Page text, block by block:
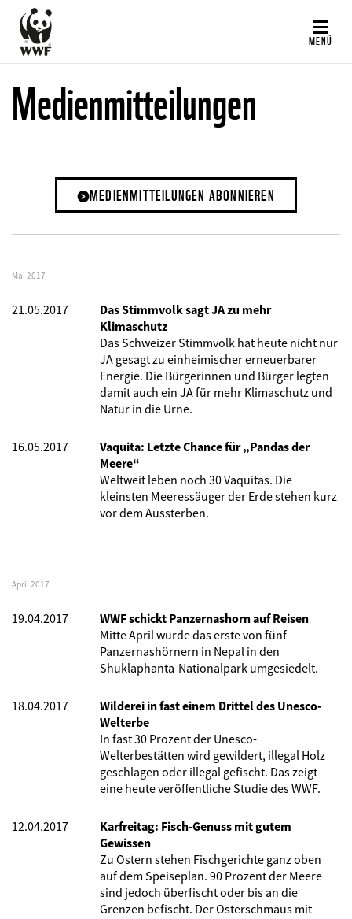
Direkt
zum
Inhalt
MENÜ
Medienmitteilungen
MEDIENMITTEILUNGEN ABONNIEREN
Mai 2017
21.05.2017
Das Stimmvolk sagt JA zu mehr
Klimaschutz
Das Schweizer Stimmvolk hat heute nicht nur
JA gesagt zu einheimischer erneuerbarer
Energie. Die Bürgerinnen und Bürger legten
damit auch ein JA für mehr Klimaschutz und
Natur in die Urne.
16.05.2017
Vaquita: Letzte Chance für „Pandas der
Meere“
Weltweit leben noch 30 Vaquitas. Die
kleinsten Meeressäuger der Erde stehen kurz
vor dem Aussterben.
April 2017
19.04.2017
WWF schickt Panzernashorn auf Reisen
Mitte April wurde das erste von fünf
Panzernashörnern in Nepal in den
Shuklaphanta-Nationalpark umgesiedelt.
18.04.2017
Wilderei in fast einem Drittel des Unesco-
Welterbe
In fast 30 Prozent der Unesco-
Welterbestätten wird gewildert, illegal Holz
geschlagen oder illegal gefischt. Das zeigt
eine heute veröffentliche Studie des WWF.
12.04.2017
Karfreitag: Fisch-Genuss mit gutem
Gewissen
Zu Ostern stehen Fischgerichte ganz oben
auf dem Speiseplan. 90 Prozent der Meere
sind jedoch überfischt oder bis an die
Grenzen befischt. Der Osterschmaus mit